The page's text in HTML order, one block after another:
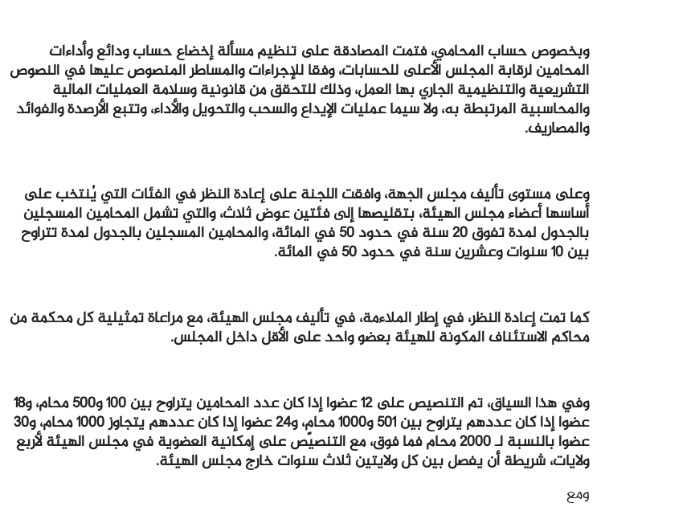
وبخصوص حساب المحامي، فتمت المصادقة على تنظيم مسألة إخضاع حساب ودائع وأداءات
المحامين لرقابة المجلس الأعلى للحسابات، وفقا للإجراءات والمساطر المنصوص عليها في النصوص
التشريعية والتنظيمية الجاري بها العمل، وذلك للتحقق من قانونية وسلامة العمليات المالية
والمحاسبية المرتبطة به، ولا سيما عمليات الإيداع والسحب والتحويل والأداء، وتتبع الأرصدة والفوائد
والمصاريف.
وعلى مستوى تأليف مجلس الجهة، وافقت اللجنة على إعادة النظر في الفئات التي يُنتخب على
أساسها أعضاء مجلس الهيئة، بتقليصها إلى فئتين عوض ثلاث، والتي تشمل المحامين المسجلين
بالجدول لمدة تفوق 20 سنة في حدود 50 في المائة، والمحامين المسجلين بالجدول لمدة تتراوح
بين 10 سنوات وعشرين سنة في حدود 50 في المائة.
كما تمت إعادة النظر، في إطار الملاءمة، في تأليف مجلس الهيئة، مع مراعاة تمثيلية كل محكمة من
محاكم الاستئناف المكونة للهيئة بعضو واحد على الأقل داخل المجلس.
وفي هذا السياق، تم التنصيص على 12 عضوا إذا كان عدد المحامين يتراوح بين 100 و500 محام، و18
عضوا إذا كان عددهم يتراوح بين 501 و1000 محامٍ، و24 عضوا إذا كان عددهم يتجاوز 1000 محام، و30
عضوا بالنسبة لـ 2000 محام فما فوق، مع التنصيص على إمكانية العضوية في مجلس الهيئة لأربع
ولايات، شريطة أن يفصل بين كل ولايتين ثلاث سنوات خارج مجلس الهيئة.
ومع